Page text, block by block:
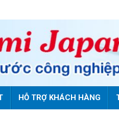
HỖ TRỢ KHÁCH HÀNG